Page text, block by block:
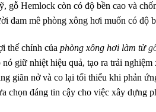
gỗ Hemlock còn có độ bền cao và
đam mê phòng xông hơi muốn có độ
thế chính của phòng xông hơi làm từ
giữ nhiệt hiệu quả, tạo ra trải
giãn nở và co lại tối thiểu khi phản
chọn đáng tin cậy cho việc xây dựng